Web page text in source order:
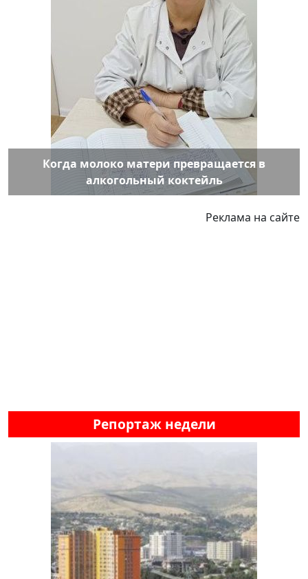
Когда молоко матери превращается в
алкогольный коктейль
Реклама на сайте
Репортаж недели